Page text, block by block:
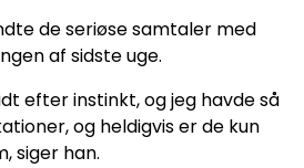
de seriøse samtaler med
af sidste uge.
efter instinkt, og jeg havde så
og heldigvis er de kun
siger han.